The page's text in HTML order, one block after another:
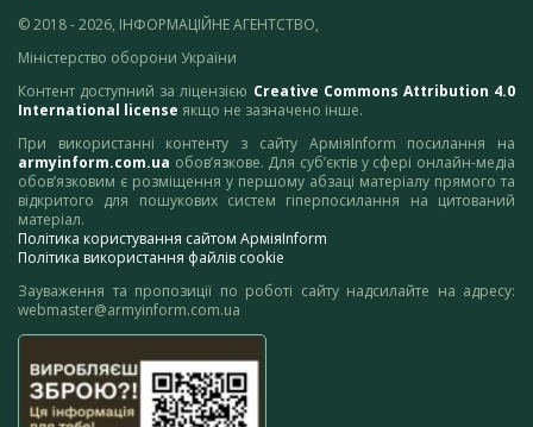
© 2018 - 2026, ІНФОРМАЦІЙНЕ АГЕНТСТВО,
Міністерство оборони України
Контент доступний за ліцензією Creative Commons Attribution 4.0
International license якщо не зазначено інше.
При використанні контенту з сайту АрміяInform посилання на
armyinform.com.ua обов’язкове. Для суб’єктів у сфері онлайн-медіа
обов’язковим є розміщення у першому абзаці матеріалу прямого та
відкритого для пошукових систем гіперпосилання на цитований
матеріал.
Політика користування сайтом АрміяInform
Політика використання файлів cookie
Зауваження та пропозиції по роботі сайту надсилайте на адресу:
webmaster@armyinform.com.ua